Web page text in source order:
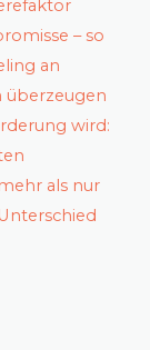
– so
an
überzeugen
wird:
als nur